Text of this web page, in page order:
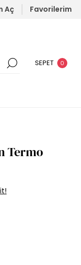
Aç Favorilerim
SEPET 0
Termo